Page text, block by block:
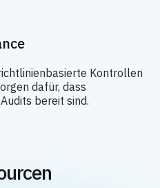
Kontrollen
dafür, dass
bereit sind.